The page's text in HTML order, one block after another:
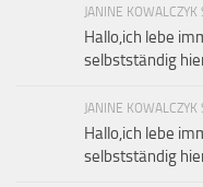
JANINE KOWALCZYK
Hallo,ich lebe
selbstständig
JANINE KOWALCZYK
Hallo,ich lebe
selbstständig